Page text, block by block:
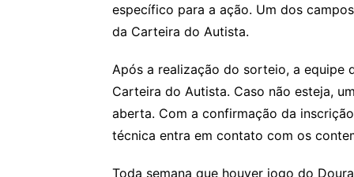
específico para a ação. Um dos
da Carteira do Autista.
Após a realização do sorteio, a equipe
Carteira do Autista. Caso não esteja,
aberta. Com a confirmação da
técnica entra em contato com os
Toda semana que houver jogo do